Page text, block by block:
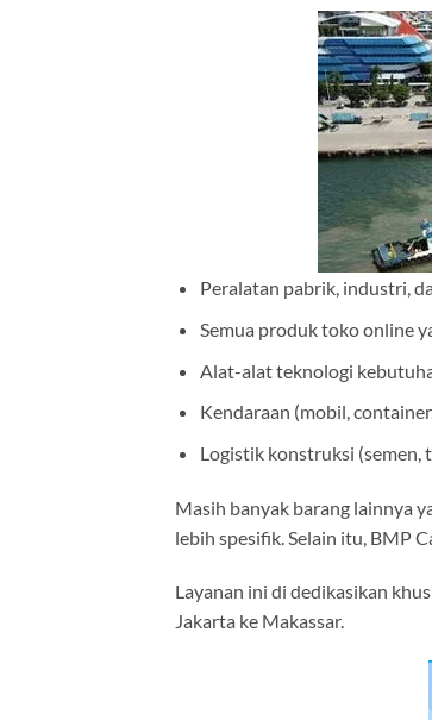
Peralatan pabrik, industri,
Semua produk toko online
Alat-alat teknologi
Kendaraan (mobil,
Logistik konstruksi (semen,
Masih banyak barang lainnya
lebih spesifik. Selain itu, BMP
Layanan ini di dedikasikan
Jakarta ke Makassar.